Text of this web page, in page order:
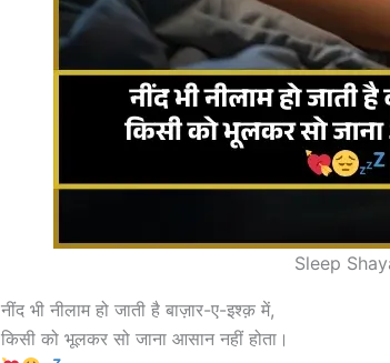
Sleep
नींद भी नीलाम हो जाती है बाज़ार-ए-इश्क़ में,
किसी को भूलकर सो जाना आसान नहीं होता।